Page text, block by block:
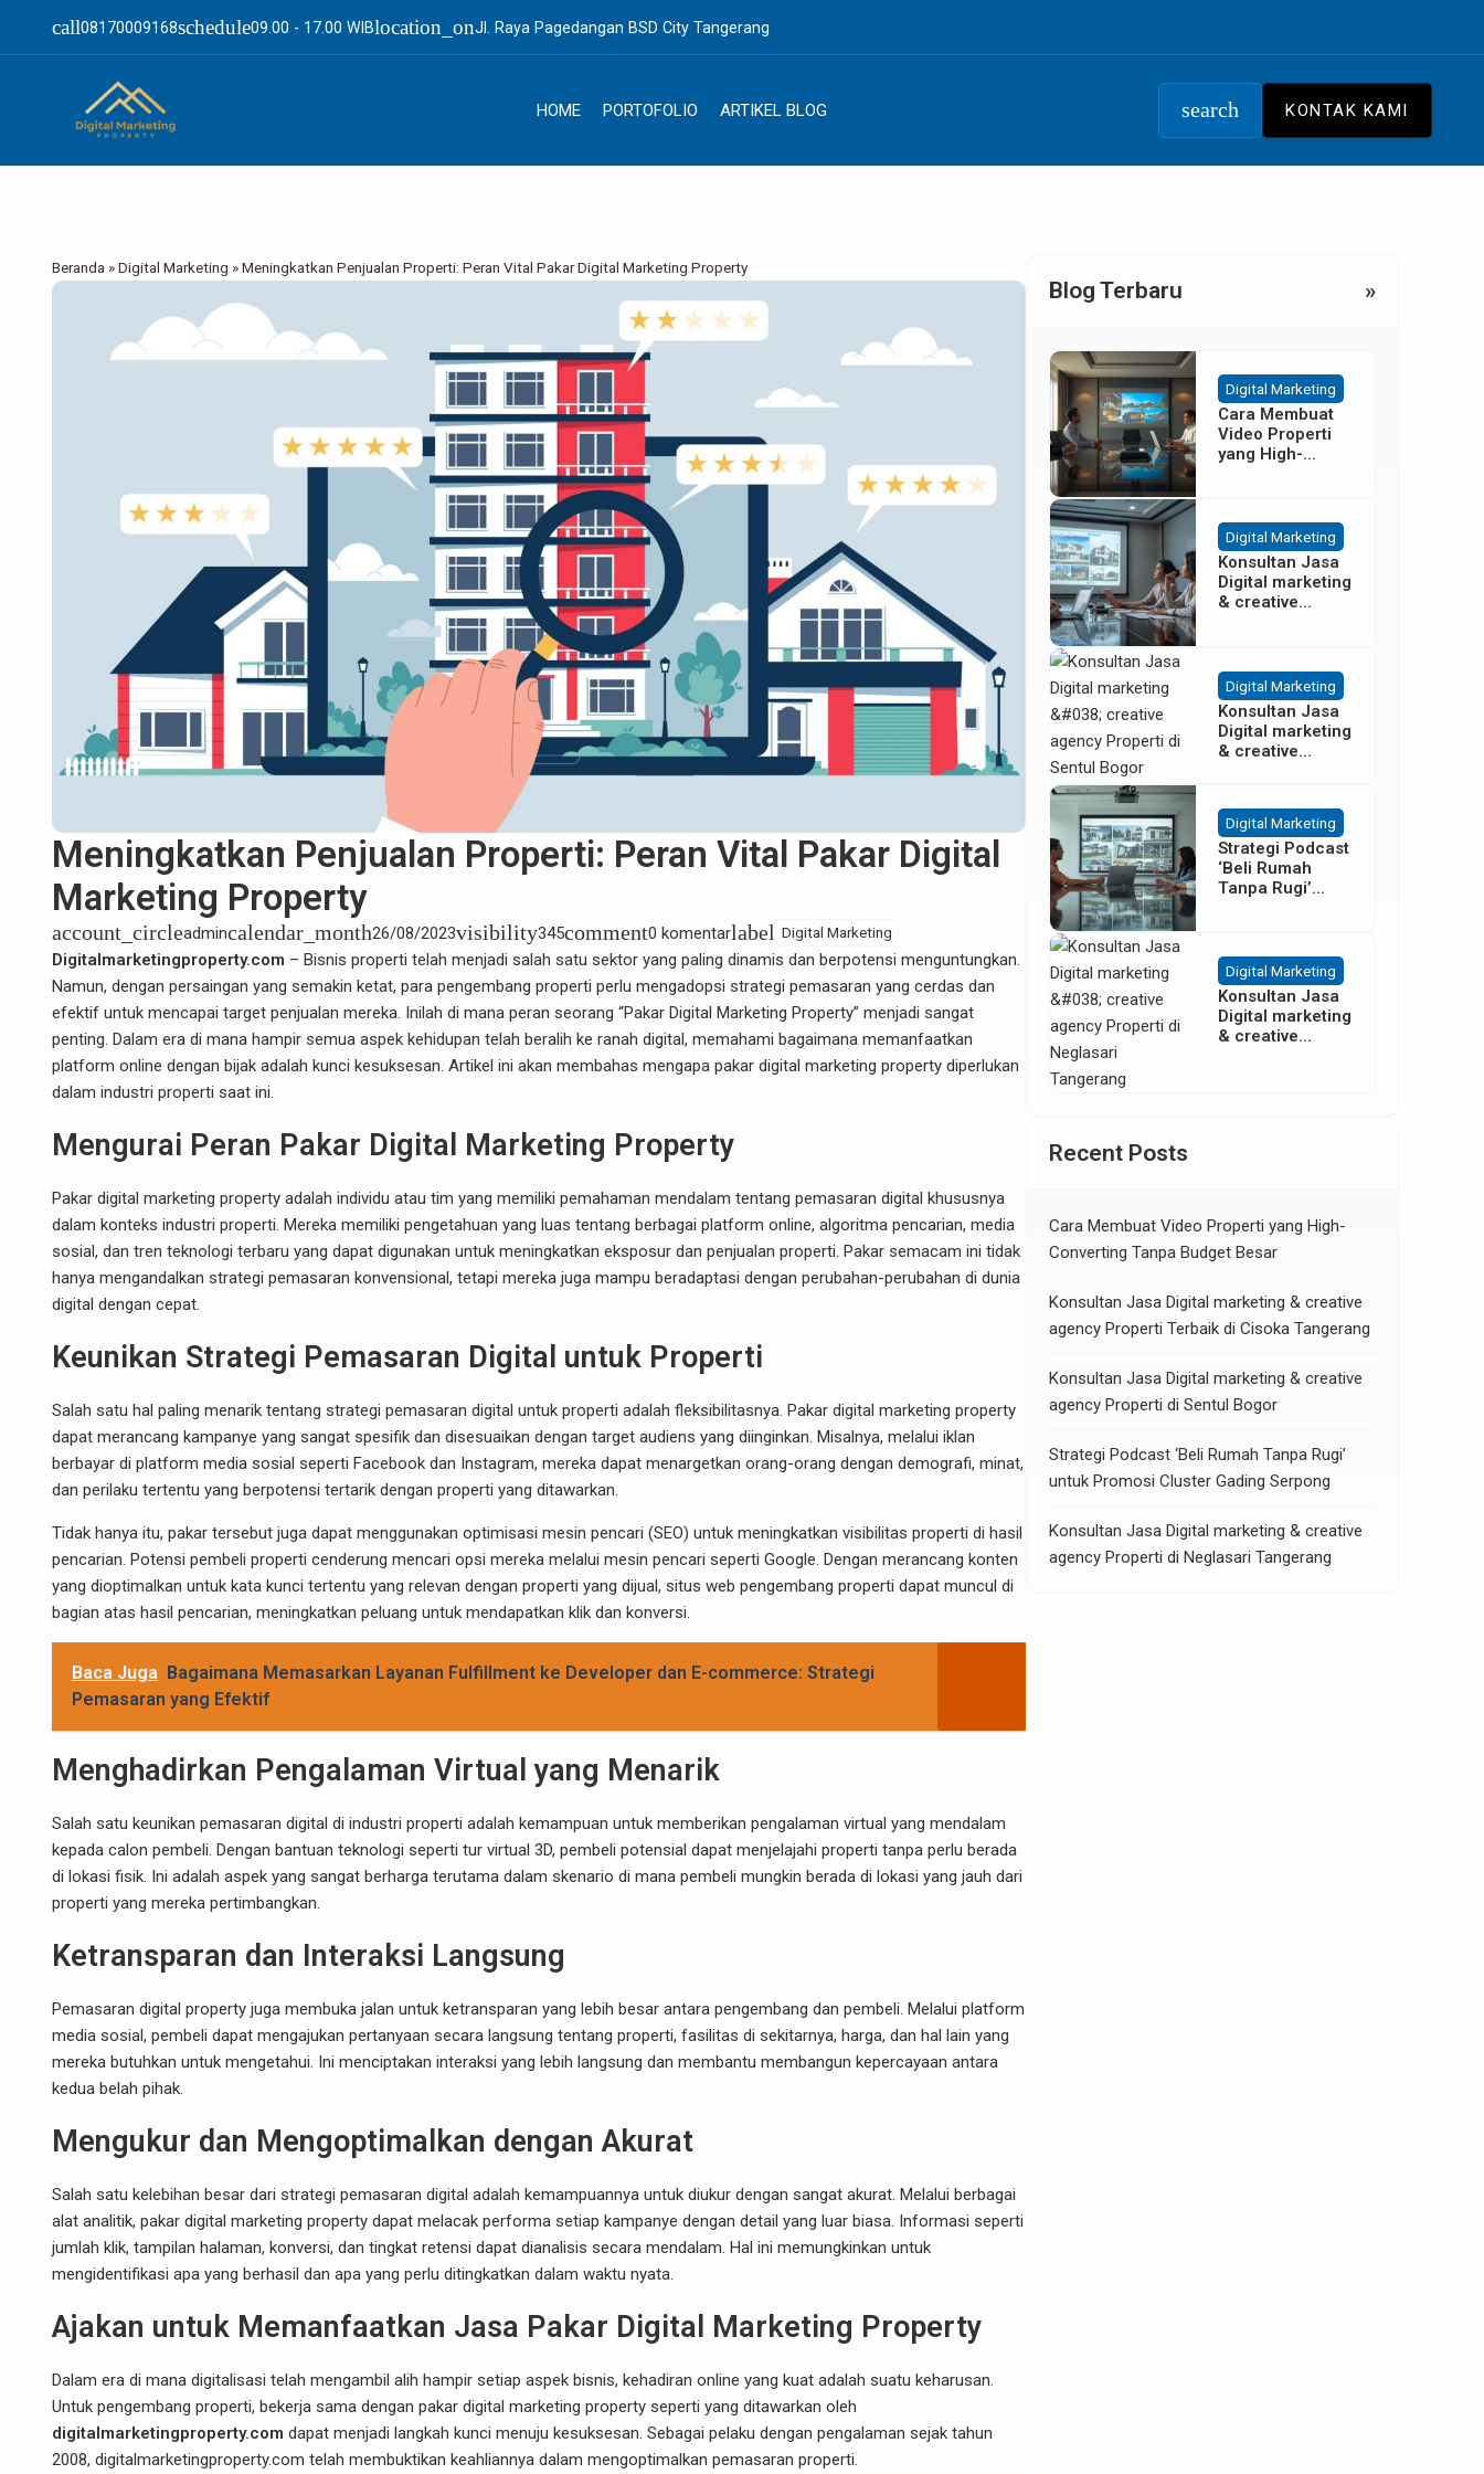
call08170009168schedule09.00 - 17.00 WIBlocation_onJl. Raya Pagedangan BSD City Tangerang
HOME PORTOFOLIO ARTIKEL BLOG search KONTAK KAMI
Beranda »Digital Marketing »Meningkatkan Penjualan Properti: Peran Vital Pakar Digital Marketing Property
Meningkatkan Penjualan Properti: Peran Vital Pakar Digital
Marketing Property
account_circleadmincalendar_month26/08/2023visibility345comment0 komentarlabel Digital Marketing
Digitalmarketingproperty.com – Bisnis properti telah menjadi salah satu sektor yang paling dinamis dan berpotensi menguntungkan.
Namun, dengan persaingan yang semakin ketat, para pengembang properti perlu mengadopsi strategi pemasaran yang cerdas dan
efektif untuk mencapai target penjualan mereka. Inilah di mana peran seorang “Pakar Digital Marketing Property” menjadi sangat
penting. Dalam era di mana hampir semua aspek kehidupan telah beralih ke ranah digital, memahami bagaimana memanfaatkan
platform online dengan bijak adalah kunci kesuksesan. Artikel ini akan membahas mengapa pakar digital marketing property diperlukan
dalam industri properti saat ini.
Mengurai Peran Pakar Digital Marketing Property
Pakar digital marketing property adalah individu atau tim yang memiliki pemahaman mendalam tentang pemasaran digital khususnya
dalam konteks industri properti. Mereka memiliki pengetahuan yang luas tentang berbagai platform online, algoritma pencarian, media
sosial, dan tren teknologi terbaru yang dapat digunakan untuk meningkatkan eksposur dan penjualan properti. Pakar semacam ini tidak
hanya mengandalkan strategi pemasaran konvensional, tetapi mereka juga mampu beradaptasi dengan perubahan-perubahan di dunia
digital dengan cepat.
Keunikan Strategi Pemasaran Digital untuk Properti
Salah satu hal paling menarik tentang strategi pemasaran digital untuk properti adalah fleksibilitasnya. Pakar digital marketing property
dapat merancang kampanye yang sangat spesifik dan disesuaikan dengan target audiens yang diinginkan. Misalnya, melalui iklan
berbayar di platform media sosial seperti Facebook dan Instagram, mereka dapat menargetkan orang-orang dengan demografi, minat,
dan perilaku tertentu yang berpotensi tertarik dengan properti yang ditawarkan.
Tidak hanya itu, pakar tersebut juga dapat menggunakan optimisasi mesin pencari (SEO) untuk meningkatkan visibilitas properti di hasil
pencarian. Potensi pembeli properti cenderung mencari opsi mereka melalui mesin pencari seperti Google. Dengan merancang konten
yang dioptimalkan untuk kata kunci tertentu yang relevan dengan properti yang dijual, situs web pengembang properti dapat muncul di
bagian atas hasil pencarian, meningkatkan peluang untuk mendapatkan klik dan konversi.
Baca Juga Bagaimana Memasarkan Layanan Fulfillment ke Developer dan E-commerce: Strategi
Pemasaran yang Efektif
Menghadirkan Pengalaman Virtual yang Menarik
Salah satu keunikan pemasaran digital di industri properti adalah kemampuan untuk memberikan pengalaman virtual yang mendalam
kepada calon pembeli. Dengan bantuan teknologi seperti tur virtual 3D, pembeli potensial dapat menjelajahi properti tanpa perlu berada
di lokasi fisik. Ini adalah aspek yang sangat berharga terutama dalam skenario di mana pembeli mungkin berada di lokasi yang jauh dari
properti yang mereka pertimbangkan.
Ketransparan dan Interaksi Langsung
Pemasaran digital property juga membuka jalan untuk ketransparan yang lebih besar antara pengembang dan pembeli. Melalui platform
media sosial, pembeli dapat mengajukan pertanyaan secara langsung tentang properti, fasilitas di sekitarnya, harga, dan hal lain yang
mereka butuhkan untuk mengetahui. Ini menciptakan interaksi yang lebih langsung dan membantu membangun kepercayaan antara
kedua belah pihak.
Mengukur dan Mengoptimalkan dengan Akurat
Salah satu kelebihan besar dari strategi pemasaran digital adalah kemampuannya untuk diukur dengan sangat akurat. Melalui berbagai
alat analitik, pakar digital marketing property dapat melacak performa setiap kampanye dengan detail yang luar biasa. Informasi seperti
jumlah klik, tampilan halaman, konversi, dan tingkat retensi dapat dianalisis secara mendalam. Hal ini memungkinkan untuk
mengidentifikasi apa yang berhasil dan apa yang perlu ditingkatkan dalam waktu nyata.
Ajakan untuk Memanfaatkan Jasa Pakar Digital Marketing Property
Dalam era di mana digitalisasi telah mengambil alih hampir setiap aspek bisnis, kehadiran online yang kuat adalah suatu keharusan.
Untuk pengembang properti, bekerja sama dengan pakar digital marketing property seperti yang ditawarkan oleh
digitalmarketingproperty.com dapat menjadi langkah kunci menuju kesuksesan. Sebagai pelaku dengan pengalaman sejak tahun
2008, digitalmarketingproperty.com telah membuktikan keahliannya dalam mengoptimalkan pemasaran properti.
Blog Terbaru »
Digital Marketing
Cara Membuat
Video Properti
yang High-
Digital Marketing
Konsultan Jasa
Digital marketing
& creative
Tangerang
Digital Marketing
Konsultan Jasa
Digital marketing
& creative
Digital Marketing
Strategi Podcast
‘Beli Rumah
Tanpa Rugi’
Digital Marketing
Konsultan Jasa
Digital marketing
& creative
Recent Posts
Cara Membuat Video Properti yang High-
Converting Tanpa Budget Besar
Konsultan Jasa Digital marketing & creative
agency Properti Terbaik di Cisoka Tangerang
Konsultan Jasa Digital marketing & creative
agency Properti di Sentul Bogor
Strategi Podcast ‘Beli Rumah Tanpa Rugi’
untuk Promosi Cluster Gading Serpong
Konsultan Jasa Digital marketing & creative
agency Properti di Neglasari Tangerang